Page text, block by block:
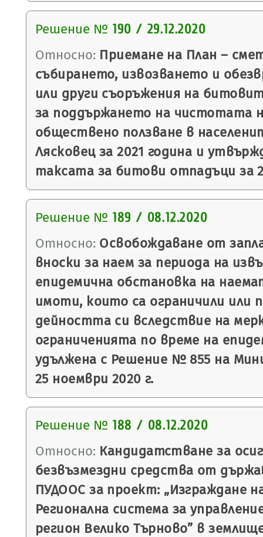
Решение № 190 / 29.12.2020
Относно: Приемане на План –
събирането, извозването и
или други съоръжения на
за поддържането на чистотата
обществено ползване в
Лясковец за 2021 година и
таксата за битови отпадъци за
Решение № 189 / 08.12.2020
Относно: Освобождаване от
вноски за наем за периода на
епидемична обстановка на
имоти, които са ограничили или
дейността си вследствие на
ограниченията по време на
удължена с Решение № 855 на
25 ноември 2020 г.
Решение № 188 / 08.12.2020
Относно: Кандидатстване за
безвъзмездни средства от
ПУДООС за проект: „Изграждане
Регионална система за
регион Велико Търново” в